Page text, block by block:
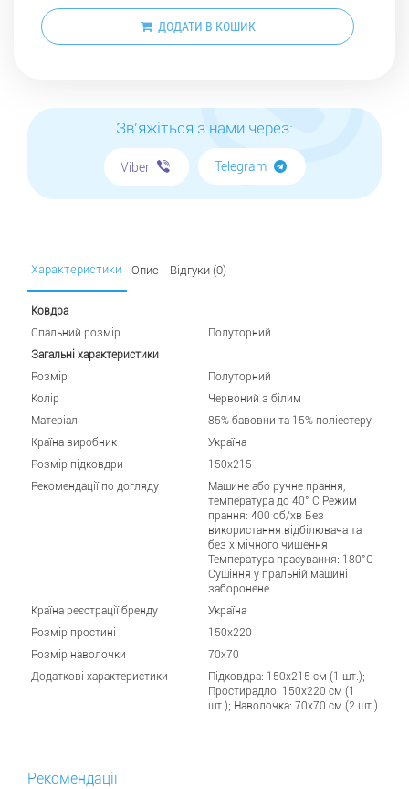
ДОДАТИ В КОШИК
Зв'яжіться з нами через:
Viber Telegram
Характеристики Опис Відгуки (0)
Ковдра
Спальний розмір
Полуторний
Загальні характеристики
Розмір
Полуторний
Колір
Червоний з білим
Матеріал
85% бавовни та 15% поліестеру
Країна виробник
Україна
Розмір підковдри
150x215
Рекомендації по догляду
Машине або ручне прання,
температура до 40° C Режим
прання: 400 об/хв Без
використання відбілювача та
без хімічного чищення
Температура прасування: 180°C
Сушіння у пральній машині
заборонене
Країна реєстрації бренду
Україна
Розмір простині
150x220
Розмір наволочки
70x70
Додаткові характеристики
Підковдра: 150x215 см (1 шт.);
Простирадло: 150x220 см (1
шт.); Наволочка: 70x70 см (2 шт.)
Рекомендації